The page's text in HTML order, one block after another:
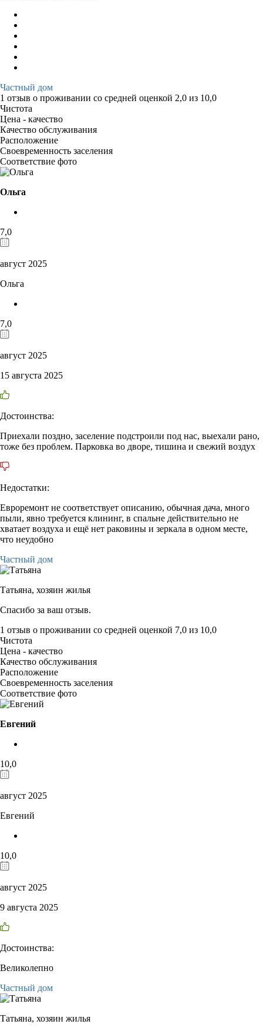
Частный дом
1 отзыв о проживании со средней оценкой 2,0 из 10,0
Чистота
Цена - качество
Качество обслуживания
Расположение
Своевременность заселения
Соответствие фото
Ольга
7,0
август 2025
Ольга
7,0
август 2025
15 августа 2025
Достоинства:
Приехали поздно, заселение подстроили под нас, выехали рано,
тоже без проблем. Парковка во дворе, тишина и свежий воздух
Недостатки:
Евроремонт не соответствует описанию, обычная дача, много
пыли, явно требуется клининг, в спальне действительно не
хватает воздуха и ещё нет раковины и зеркала в одном месте,
что неудобно
Частный дом
Татьяна, хозяин жилья
Спасибо за ваш отзыв.
1 отзыв о проживании со средней оценкой 7,0 из 10,0
Чистота
Цена - качество
Качество обслуживания
Расположение
Своевременность заселения
Соответствие фото
Евгений
10,0
август 2025
Евгений
10,0
август 2025
9 августа 2025
Достоинства:
Великолепно
Частный дом
Татьяна, хозяин жилья